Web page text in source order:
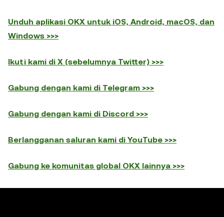
Unduh aplikasi OKX untuk iOS, Android, macOS, dan
Windows >>>
Ikuti kami di X (sebelumnya Twitter) >>>
Gabung dengan kami di Telegram >>>
Gabung dengan kami di Discord >>>
Berlangganan saluran kami di YouTube >>>
Gabung ke komunitas global OKX lainnya >>>